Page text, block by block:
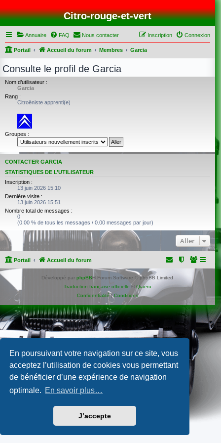
En poursuivant votre navigation sur ce site, vous
acceptez l’utilisation de cookies vous permettant
de bénéficier d’une expérience de navigation
optimale. En savoir plus…
J’accepte
Citro-rouge-et-vert
Annuaire FAQ Nous contacter Connexion
Inscription
Portail Accueil du forum Membres Garcia
Consulte le profil de Garcia
Nom d’utilisateur :
Garcia
Rang :
Citroëniste apprenti(e)
Groupes :
CONTACTER GARCIA
STATISTIQUES DE L’UTILISATEUR
Inscription :
13 juin 2026 15:10
Dernière visite :
13 juin 2026 15:51
Nombre total de messages :
0
(0.00 % de tous les messages / 0.00 messages par jour)
Aller
Portail Accueil du forum
Développé parphpBB® Forum Software © phpBB Limited
Traduction française officielle © Qiaeru
Confidentialité|Conditions